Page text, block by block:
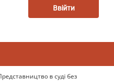
Ввійти
в суді без